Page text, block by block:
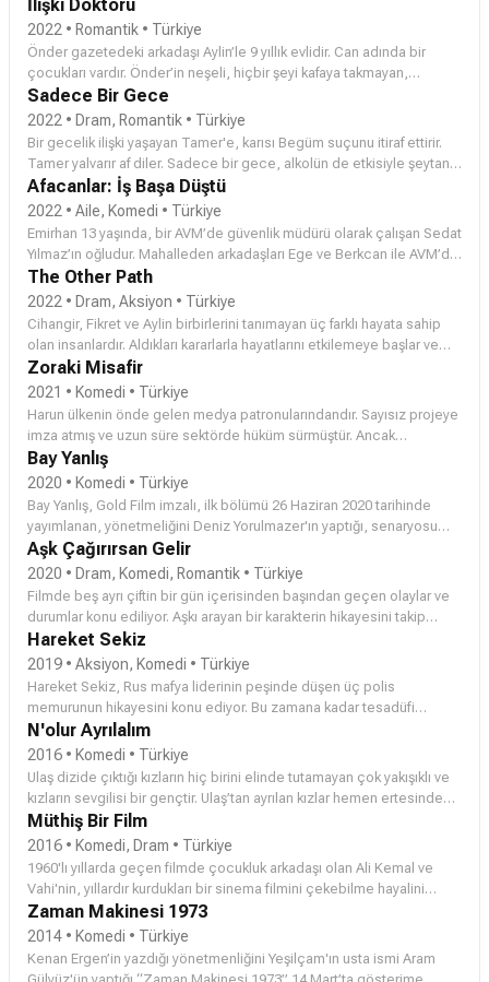
seferber olurken, Faruk tesadüfen tanıştığı yazar Fulden’e de açılışa
gelmesini söyler. Organik ve doğal bir tatilin hayalini kuran müşteriler
koya geldiklerinde hiçbir şeyin vaat edildiği gibi olmadığını görünce
işler sarpa sarar. Faruk ve Fulden arasında yaşanacak olaylar bütün
bu karmaşaya tuz biber ekecektir.
İlişki Doktoru
2022 • Romantik • Türkiye
Önder gazetedeki arkadaşı Aylin’le 9 yıllık evlidir. Can adında bir
çocukları vardır. Önder’in neşeli, hiçbir şeyi kafaya takmayan,
kafasına göre davranan hallerine aşık olan Aylin, evlendikten sonra
onu evlilik ve aile sorumluluğu almamakla suçlamaya başlamıştır. Evi
kira olan, arabası sürekli arıza yapan Önder, Aylin’in istediği
ekonomik stabiliteyi bir türlü yaratamamaktadır. Önder’in 10. evlilik
yıldönümleri için hazırladığı sürpriz partide Aylin ayrılmak istediğini
söyler ve Önder yıkılır, Aylin’e kendini affettiremez. Her zaman en
büyük destekçisi olan Özgür ilişkilerini kullanarak onu önemli TV
şovlarına çıkarır ve Önder bir anda tanınmaya başlar. Önder’ın o hiç
satmayan kitabı yeni baskılar yapar. TV programlarından davet alır.
Kitapları sattıkça parlak teklifler alır ve kaderi dönmeye başlar…
Sadece Bir Gece
2022 • Dram, Romantik • Türkiye
Bir gecelik ilişki yaşayan Tamer'e, karısı Begüm suçunu itiraf ettirir.
Tamer yalvarır af diler. Sadece bir gece, alkolün de etkisiyle şeytana
uyduğunu, hala karısına aşık olduğunu söyler. Begüm onu affetmesi
karşılığında bir şart öne sürer. Aynı şeyi o da yapacaktır tıpkı Tamer
gibi, Sadece bir gece… Kabul ederse evlilikleri devam edecek,
etmezse ayrılacaktır. Bir aşk için en zor sınav onları beklemektedir…
Afacanlar: İş Başa Düştü
2022 • Aile, Komedi • Türkiye
Emirhan 13 yaşında, bir AVM’de güvenlik müdürü olarak çalışan Sedat
Yılmaz’ın oğludur. Mahalleden arkadaşları Ege ve Berkcan ile AVM’de
bir gece geçirip VR oyunları oynama hayali kurmaktadır. Bu sıra da
AVM’de sergilenecek ünlü bir heykeli de merak etmektedir. Emirhan
erkenden kalkar, babasına destek olmak için AVM yolunu tutar. Bir
talihsizlik sonucu babası gece nöbetine kalır ve Emirhan
arkadaşlarını oraya davet edip durumu fırsata çevirmeye karar verir. O
gece iki hırsız heykeli çalmak için AVM’ye gizlice girince işler karışır.
Bundan sonrası kendilerine Bisikletli Çılgınlar diyen 5 afacan
arkadaşın macera dolu saatlerine dönüşür.
The Other Path
2022 • Dram, Aksiyon • Türkiye
Cihangir, Fikret ve Aylin birbirlerini tanımayan üç farklı hayata sahip
olan insanlardır. Aldıkları kararlarla hayatlarını etkilemeye başlar ve
hayatlarında beklenmedik sonuçlar ortaya çıkar.
Zoraki Misafir
2021 • Komedi • Türkiye
Harun ülkenin önde gelen medya patronularındandır. Sayısız projeye
imza atmış ve uzun süre sektörde hüküm sürmüştür. Ancak
programlarının izlenme oranlarının düşmesiyle uygun bir fiyata yurt
dışından son bir format satın alır. Amacı tekrar zirveye oynamaktır.
İhtıyacı olan kişiyi ona asistanı tesadüfen bulur. Programda yer alacak
Peyami'nin Harun'un maddi destek almak amacıyla planladığı bir
akşam yemeğine katılması, Harun'un planlarını karıştıracaktır.
Bay Yanlış
2020 • Komedi • Türkiye
Bay Yanlış, Gold Film imzalı, ilk bölümü 26 Haziran 2020 tarihinde
yayımlanan, yönetmeliğini Deniz Yorulmazer'ın yaptığı, senaryosu
Aslı Zengin ve Banu Zengin ikilisi tarafından kaleme alınan,
başrollerinde Can Yaman ve Özge Gürel ikilisinin olduğu Türk yapımı
romantik komedi dizisi.[1]
Aşk Çağırırsan Gelir
2020 • Dram, Komedi, Romantik • Türkiye
Filmde beş ayrı çiftin bir gün içerisinden başından geçen olaylar ve
durumlar konu ediliyor. Aşkı arayan bir karakterin hikayesini takip
ettiğimiz filmde farklı insanların yaşamlarındaki küçük detaylar,
insanların hayatlarında büyük değişimlere neden oluyor.
Hareket Sekiz
2019 • Aksiyon, Komedi • Türkiye
Hareket Sekiz, Rus mafya liderinin peşinde düşen üç polis
memurunun hikayesini konu ediyor. Bu zamana kadar tesadüfi
başarılar elde eden polis memurları Bünyamin, Reşat ve Kazım’ın
zorlu bir görevi vardır. Rus mafya lideri Zolka, büyük bir kaçakçılık
peşindedir. Zolka, bor madenini, özel bir silahta kullanılması için
Türkiye’den yurt dışına kaçırmayı planlamaktadır. Rus mafyasının alt
etmekle görevlendirilen Bünyamin, Reşat ve Kazım, kendilerini zorlu
bir maceranın içinde bulurlar. Başlarına geleceklerden habersiz
büyük bir kargaşanın içine düşün üç polis, Rus mafyasını alt etmeyi
başarabilecek midir? Yönetmen koltuğunda Ali Yorgancıoğlu'nun
oturduğu, senaryosunu ise Ayberk Çınar'ın kaleme aldığı "Hareket
Sekiz" filminin oyuncu kadrosunda Ali Sunal, Onur Atilla, Devrim
Yakut, Gürgen Öz, Bihter Dinçel, Sarp Bozkurt, Hakan Bilgin, Hande
Katipoğlu, Aykut Taşkın gibi isimler yer alıyor.
N'olur Ayrılalım
2016 • Komedi • Türkiye
Ulaş dizide çıktığı kızların hiç birini elinde tutamayan çok yakışıklı ve
kızların sevgilisi bir gençtir. Ulaş’tan ayrılan kızlar hemen ertesinde
hayatlarının aşklarını bulacaklar. Bu kehanete inan kızlar ise Ulaş’la
çıkmaya ve ondan hemen ayrılmaya çalışacak.
Müthiş Bir Film
2016 • Komedi, Dram • Türkiye
1960'lı yıllarda geçen filmde çocukluk arkadaşı olan Ali Kemal ve
Vahi'nin, yıllardır kurdukları bir sinema filmini çekebilme hayalini
gerçekleştirebilmek için yaşadıkları birçok macera, komik bir dille
anlatılıyor.
Zaman Makinesi 1973
2014 • Komedi • Türkiye
Kenan Ergen’in yazdığı yönetmenliğini Yeşilçam'ın usta ismi Aram